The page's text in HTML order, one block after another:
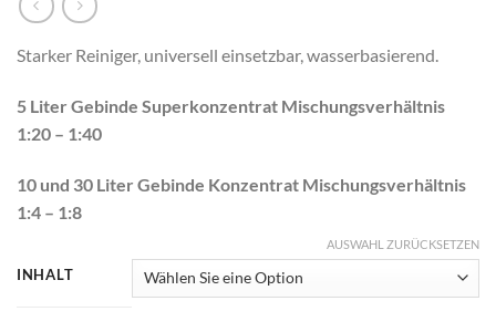
Starker Reiniger, universell einsetzbar, wasserbasierend.
5 Liter Gebinde Superkonzentrat Mischungsverhältnis
1:20 – 1:40
10 und 30 Liter Gebinde Konzentrat Mischungsverhältnis
1:4 – 1:8
INHALT
AUSWAHL ZURÜCKSETZEN